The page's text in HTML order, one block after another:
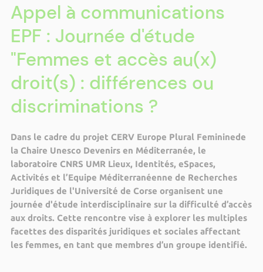
Appel à communications
EPF : Journée d'étude
"Femmes et accès au(x)
droit(s) : différences ou
discriminations ?
Dans le cadre du projet CERV Europe Plural Femininede
la Chaire Unesco Devenirs en Méditerranée, le
laboratoire CNRS UMR Lieux, Identités, eSpaces,
Activités et l’Equipe Méditerranéenne de Recherches
Juridiques de l'Université de Corse organisent une
journée d'étude interdisciplinaire sur la difficulté d’accès
aux droits. Cette rencontre vise à explorer les multiples
facettes des disparités juridiques et sociales affectant
les femmes, en tant que membres d’un groupe identifié.